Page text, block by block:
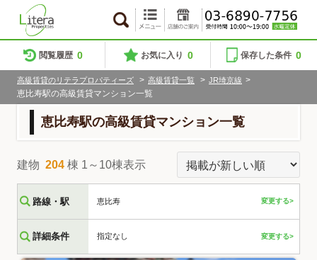
閲覧履歴 0 お気に入り 0 保存した条件 0
高級賃貸のリテラプロパティーズ > 高級賃貸一覧 > JR埼京線 >
恵比寿駅の高級賃貸マンション一覧
恵比寿駅の高級賃貸マンション一覧
建物 204 棟 1～10棟表示
路線・駅 恵比寿 変更する>
詳細条件 指定なし 変更する>